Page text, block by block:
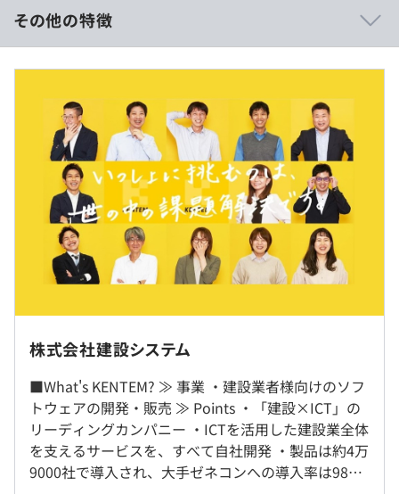
その課題を解決すべくICTを活用して建設業全体を支える
プロダクト開発に取り組んできました。
大手ゼネコンで9割の導入率を誇る施工管理システム『デ
キスパート』等、建設業の課題解決に向けた製品を全て自
社開発しています。
②最新技術
建設業界に革新的な価値を提供するには、それを生み出す
私たちが常に新しい技術を取り入れる必要があります。
そのため、個々のスキルアップに向けて、外部講師による
研修実施、隔週金曜の午後は自己学習時間を設ける等、最
新技術をキャッチアップしやすい環境が整っています。
③部門間のコラボレーション
PMを中心に、エンジニア・デザイナー・コンタクトセン
成、互いの存在が相乗効果を生み出すような開発スタイル
を取っています。
お客様に最も近い営業やコンタクトセンターが吸い上げた
フィードバックはチームで共有し、それを実際の製品開発
に生かしています。
富士本社での勤務となります。
◎在宅勤務制度あり（経験・スキルにより要相談）
就業場所の変更範囲
＜雇入時＞
静岡第3オフィス
＜変更範囲＞
月給260,000円〜
※年齢、経験、能力を考慮の上決定します。
想定年収 は年収提示額を保証するものではありません）
8：30～17：00（所定労働時間7時間30分）
休憩時間：12：00〜13：00（60分）
〈年間休日128日〉
完全週休2日制（土日祝）、GW・夏期・年末年始、有
給・慶弔・特別・産前産後・育児・看護・介護
その他の特徴
株式会社建設システム
■What's KENTEM? ≫ 事業 ・建設業者様向けのソフ
トウェアの開発・販売 ≫ Points ・「建設×ICT」の
リーディングカンパニー ・ICTを活用した建設業全体
を支えるサービスを、すべて自社開発 ・製品は約4万
9000社で導入され、大手ゼネコンへの導入率は98%